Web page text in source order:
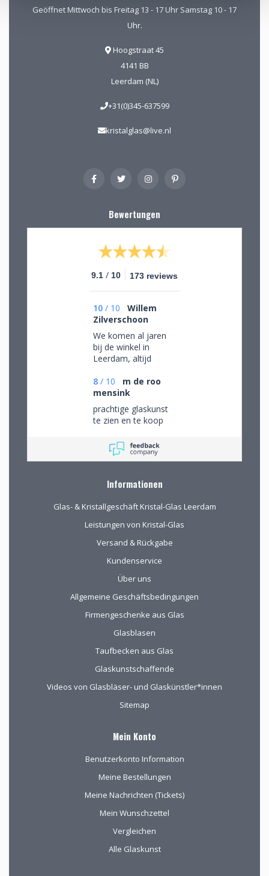
Geöffnet Mittwoch bis Freitag 13 - 17 Uhr Samstag 10 - 17
Uhr.
Hoogstraat 45
4141 BB
Leerdam (NL)
+31(0)345-637599
kristalglas@live.nl
Bewertungen
9.1 / 10 173 reviews
10 / 10
Willem
Zilverschoon
We komen al jaren
bij de winkel in
Leerdam, altijd
waar we een aantal
van gekocht hebben.
Na onze verhuizing
naar Drenthe voor
het eerst via de site
geeft prima
informatie, de
verzending van het
uitstekend!
8 / 10
m de roo
mensink
prachtige glaskunst
te zien en te koop
Informationen
Glas- & Kristallgeschäft Kristal-Glas Leerdam
Leistungen von Kristal-Glas
Versand & Rückgabe
Kundenservice
Über uns
Allgemeine Geschäftsbedingungen
Firmengeschenke aus Glas
Glasblasen
Taufbecken aus Glas
Glaskunstschaffende
Videos von Glasbläser- und Glaskünstler*innen
Sitemap
Mein Konto
Benutzerkonto Information
Meine Bestellungen
Meine Nachrichten (Tickets)
Mein Wunschzettel
Vergleichen
Alle Glaskunst